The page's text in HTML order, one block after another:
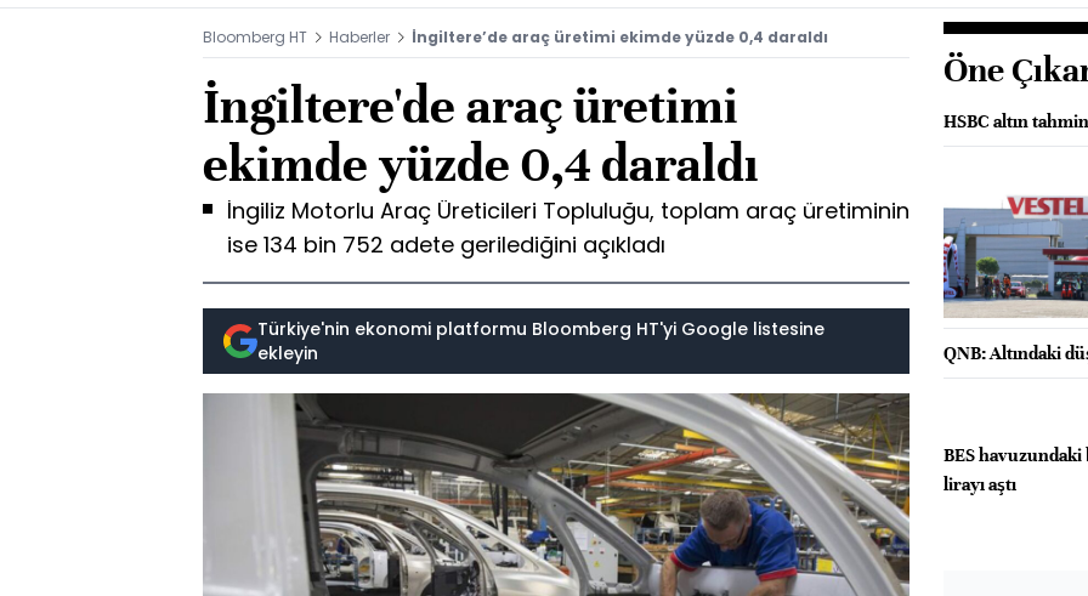
Bloomberg HT Haberler İngiltere’de araç üretimi ekimde yüzde 0,4 daraldı
İngiltere'de araç üretimi
ekimde yüzde 0,4 daraldı
İngiliz Motorlu Araç Üreticileri Topluluğu, toplam araç üretiminin
ise 134 bin 752 adete gerilediğini açıkladı
Türkiye'nin ekonomi platformu Bloomberg HT'yi Google listesine
ekleyin
Öne
HSBC altın
QNB: Altındaki
BES
lirayı aştı